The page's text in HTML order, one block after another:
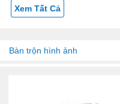
Xem Tất Cả
Bàn trộn hình ảnh